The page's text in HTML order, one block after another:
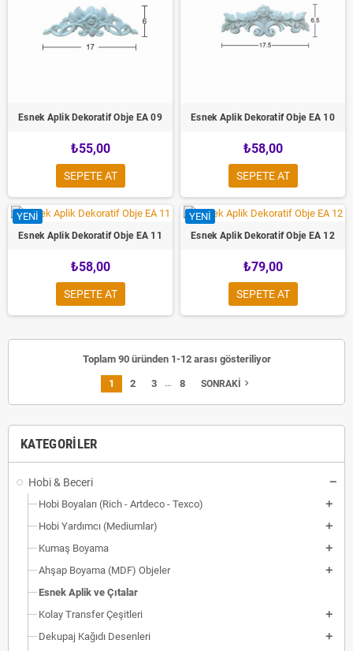
KATEGORILER
Hobi & Beceri
Hobi Boyaları (Rich - Artdeco - Texco)
Hobi Yardımcı (Mediumlar)
Kumaş Boyama
Ahşap Boyama (MDF) Objeler
Esnek Aplik ve Çıtalar
Kolay Transfer Çeşitleri
Dekupaj Kağıdı Desenleri
Esnek Aplik Dekoratif Obje EA 09
₺55,00
SEPETE AT
Esnek Aplik Dekoratif Obje EA 10
₺58,00
SEPETE AT
YENI
Esnek Aplik Dekoratif Obje EA 11
₺58,00
SEPETE AT
YENI
Esnek Aplik Dekoratif Obje EA 12
₺79,00
SEPETE AT
Toplam 90 üründen 1-12 arası gösteriliyor
1 2 3 … 8 SONRAKI navigate_next